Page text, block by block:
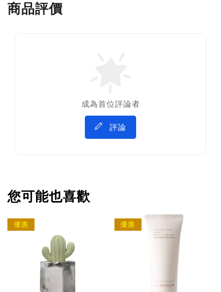
商品評價
成為首位評論者
評論
您可能也喜歡
優惠 優惠